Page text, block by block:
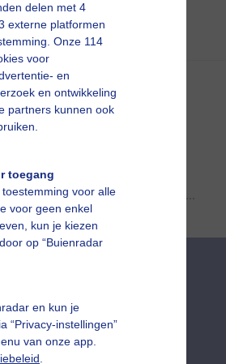
delen met 4
externe platformen
Onze 114
voor
en
en ontwikkeling
partners kunnen ook
toegang
voor alle
voor geen enkel
kun je kiezen
op “Buienradar
en kun je
“Privacy-instellingen”
van onze app.
Zonnigendroogweer
Een moment geduld aub...
De Bilt